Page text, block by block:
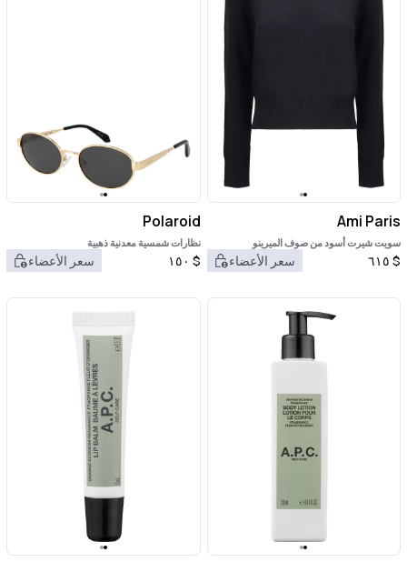
Ami Paris
سويت شيرت أسود من صوف الميرينو
$ ٦١٥ سعر الأعضاء
Polaroid
نظارات شمسية معدنية ذهبية
$ ١٥٠ سعر الأعضاء